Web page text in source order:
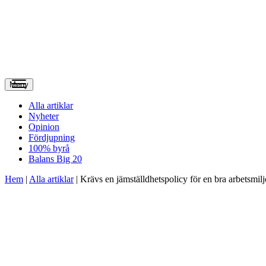
Meny
Alla artiklar
Nyheter
Opinion
Fördjupning
100% byrå
Balans Big 20
Hem | Alla artiklar| Krävs en jämställdhets­policy för en bra